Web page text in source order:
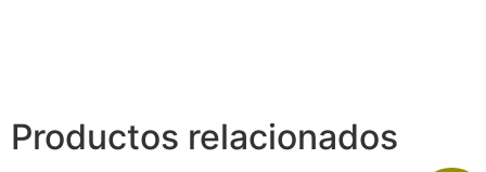
Productos relacionados